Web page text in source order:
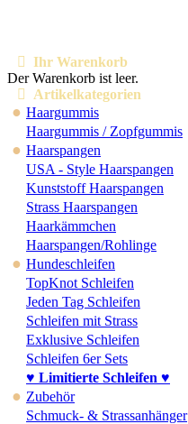
Ihr Warenkorb
Der Warenkorb ist leer.
Artikelkategorien
● Haargummis
Haargummis / Zopfgummis
● Haarspangen
USA - Style Haarspangen
Kunststoff Haarspangen
Strass Haarspangen
Haarkämmchen
Haarspangen/Rohlinge
● Hundeschleifen
TopKnot Schleifen
Jeden Tag Schleifen
Schleifen mit Strass
Exklusive Schleifen
Schleifen 6er Sets
♥ Limitierte Schleifen ♥
● Zubehör
Schmuck- & Strassanhänger